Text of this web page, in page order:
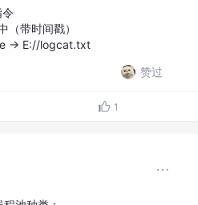
（带时间戳）
-> E://logcat.txt
赞过
1